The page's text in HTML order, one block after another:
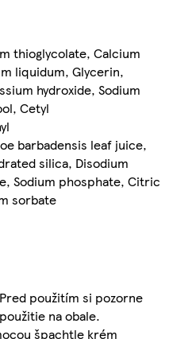
thioglycolate, Calcium
liquidum, Glycerin,
hydroxide, Sodium
Cetyl
barbadensis leaf juice,
silica, Disodium
Sodium phosphate, Citric
sorbate
použitím si pozorne
na obale.
špachtle krém